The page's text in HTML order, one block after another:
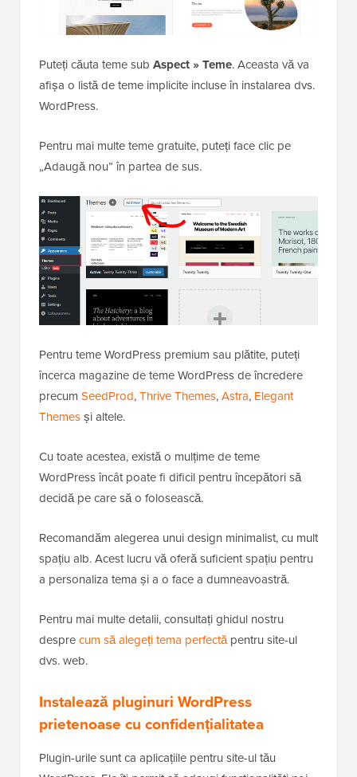
Puteți căuta teme sub Aspect » Teme. Aceasta vă va
afișa o listă de teme implicite incluse în instalarea dvs.
WordPress.
Pentru mai multe teme gratuite, puteți face clic pe
„Adaugă nou” în partea de sus.
Pentru teme WordPress premium sau plătite, puteți
încerca magazine de teme WordPress de încredere
precum SeedProd,Thrive Themes,Astra, Elegant
Themesși altele.
Cu toate acestea, există o mulțime de teme
WordPress încât poate fi dificil pentru începători să
decidă pe care să o folosească.
Recomandăm alegerea unui design minimalist, cu mult
spațiu alb. Acest lucru vă oferă suficient spațiu pentru
a personaliza tema și a o face a dumneavoastră.
Pentru mai multe detalii, consultați ghidul nostru
desprecum să alegeți tema perfectăpentru site-ul
dvs. web.
Instalează pluginuri WordPress
prietenoase cu confidențialitatea
Plugin-urile sunt ca aplicațiile pentru site-ul tău